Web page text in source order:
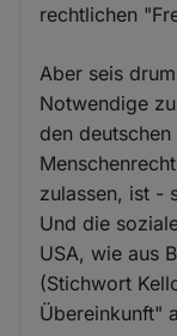
rechtlichen
Aber seis
Notwendige
den
zulassen, ist -
Und die
USA, wie aus
(Stichwort
Übereinkunft"